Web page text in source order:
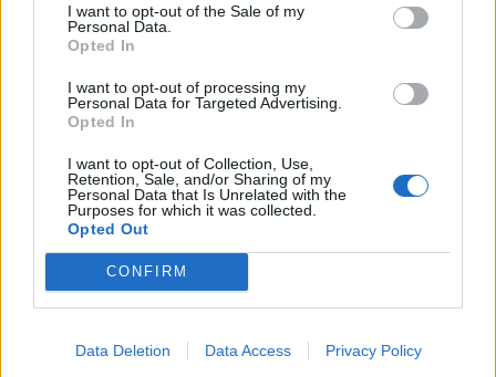
I want to opt-out of the Sale of my
Personal Data.
Opted In
I want to opt-out of processing my
Personal Data for Targeted Advertising.
Opted In
I want to opt-out of Collection, Use,
Retention, Sale, and/or Sharing of my
Personal Data that Is Unrelated with the
Purposes for which it was collected.
Opted Out
CONFIRM
Data Deletion Data Access Privacy Policy
për avionët zjarrfikës,
Vangjeli: Fituesja e lidhur
me skandale në Spanjë, të
nisë hetimi i SPAK
kryetarit të Parlamentit!
Detaje nga grabitja e
argjendarisë në
Paskuqan, autorët morën
florinj me vlerë 1.5 mln
lekë dhe shmangën akset
kryesore
FOTOT+VIDEO/
vepronte në Spanjë dhe
Ekuador! Njëra e lidhur me
shqiptarët në Dubai